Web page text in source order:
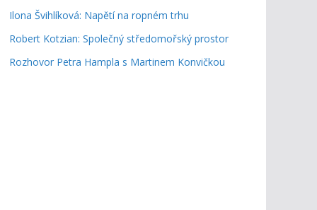
Ilona Švihlíková: Napětí na ropném trhu
Robert Kotzian: Společný středomořský prostor
Rozhovor Petra Hampla s Martinem Konvičkou